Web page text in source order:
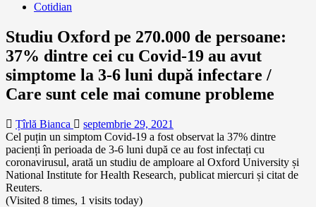
Cotidian
Studiu Oxford pe 270.000 de persoane:
37% dintre cei cu Covid-19 au avut
simptome la 3-6 luni după infectare /
Care sunt cele mai comune probleme
Țîrlă Bianca
septembrie 29, 2021
Cel puțin un simptom Covid-19 a fost observat la 37% dintre
pacienți în perioada de 3-6 luni după ce au fost infectați cu
coronavirusul, arată un studiu de amploare al Oxford University și
National Institute for Health Research, publicat miercuri și citat de
Reuters.
(Visited 8 times, 1 visits today)